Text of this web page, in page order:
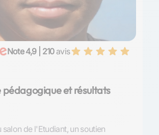
Note 4,9 | 210avis
pédagogique et résultats
salon de l'Etudiant, un soutien